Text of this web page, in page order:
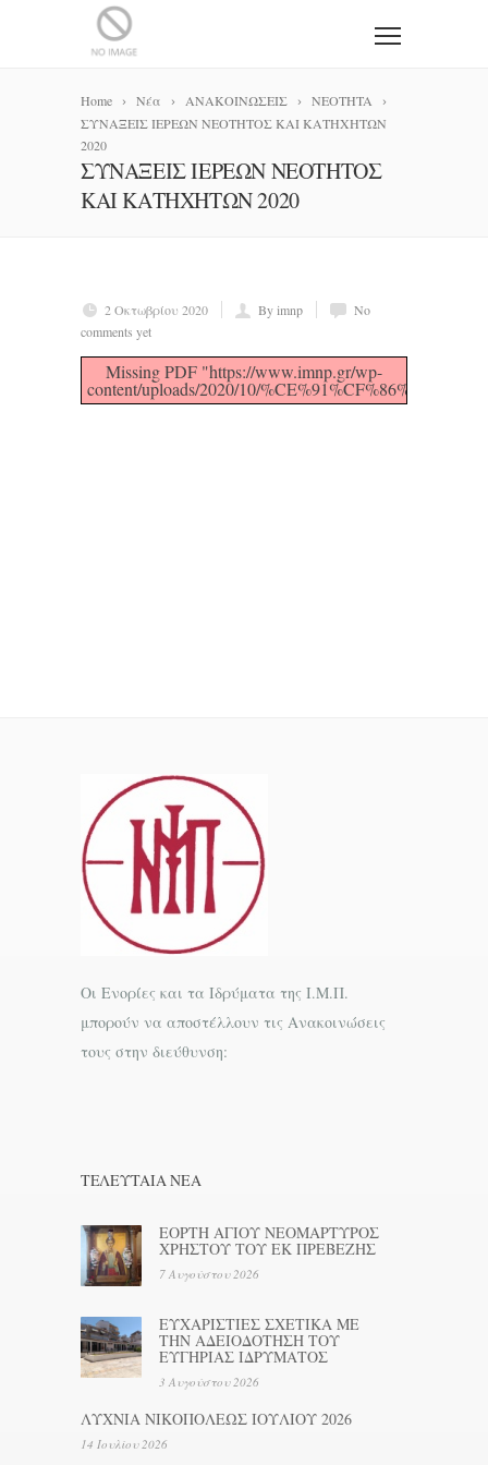
Home Νέα ΑΝΑΚΟΙΝΩΣΕΙΣ
NEOTHTA
ΣΥΝΑΞΕΙΣ ΙΕΡΕΩΝ ΝΕΟΤΗΤΟΣ ΚΑΙ ΚΑΤΗΧΗΤΩΝ
2020
ΣΥΝΑΞΕΙΣ ΙΕΡΕΩΝ ΝΕΟΤΗΤΟΣ
ΚΑΙ ΚΑΤΗΧΗΤΩΝ 2020
2 Οκτωβρίου 2020 By imnp
No
comments yet
Missing PDF "https://www.imnp.gr/wp-
content/uploads/2020/10/
Οι Ενορίες και τα Ιδρύματα της Ι.Μ.Π.
μπορούν να αποστέλλουν τις Ανακοινώσεις
τους στην διεύθυνση:
ΤΕΛΕΥΤΑΊΑ ΝΕΑ
ΕΟΡΤΗ ΑΓΙΟΥ ΝΕΟΜΑΡΤΥΡΟΣ
ΧΡΗΣΤΟΥ ΤΟΥ ΕΚ ΠΡΕΒΕΖΗΣ
7 Αυγούστου 2026
ΕΥΧΑΡΙΣΤΙΕΣ ΣΧΕΤΙΚΑ ΜΕ
ΤΗΝ ΑΔΕΙΟΔΟΤΗΣΗ ΤΟΥ
ΕΥΓΗΡΙΑΣ ΙΔΡΥΜΑΤΟΣ
3 Αυγούστου 2026
ΛΥΧΝΙΑ ΝΙΚΟΠΟΛΕΩΣ ΙΟΥΛΙΟΥ 2026
14 Ιουλίου 2026